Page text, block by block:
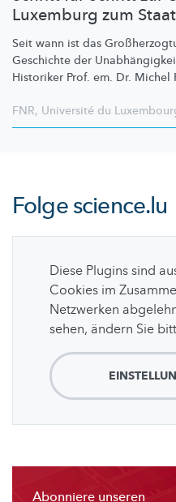
Luxemburg zum
Seit wann ist das
Geschichte der
Historiker Prof. em. Dr. Michel
FNR, Université du
Folgescience.lu
Diese Plugins sind
Cookies im
Netzwerken
sehen, ändern Sie
Abonniere unseren